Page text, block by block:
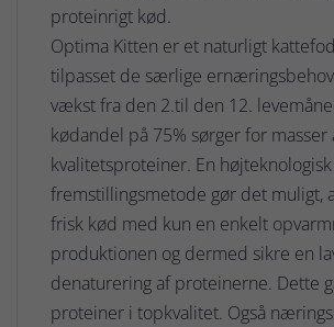
proteinrigt kød.
Optima Kitten er et naturligt
tilpasset de særlige
vækst fra den 2.til den 12.
kødandel på 75% sørger for masser
kvalitetsproteiner. En højteknologisk
fremstillingsmetode gør det muligt,
frisk kød med kun en enkelt
produktionen og dermed sikre en
denaturering af proteinerne. Dette
proteiner i topkvalitet. Også